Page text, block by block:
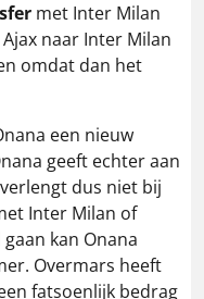
met Inter Milan
naar Inter Milan
omdat dan het
een nieuw
geeft echter aan
dus niet bij
Inter Milan of
kan Onana
Overmars heeft
fatsoenlijk bedrag